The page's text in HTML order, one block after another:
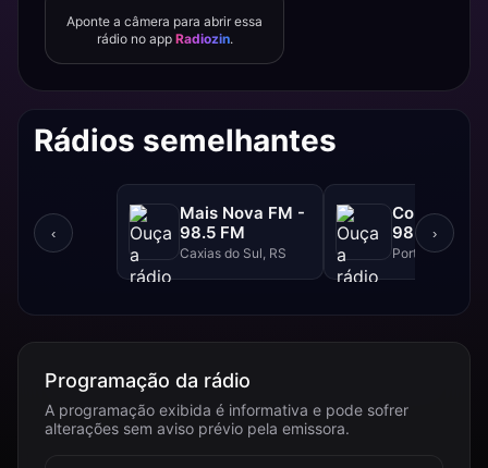
Aponte a câmera para abrir essa
rádio no app Radiozin.
Rádios semelhantes
‹
Mais Nova FM -
98.5 FM
Caxias do Sul, RS
98.3 FM
Porto Alegre,
›
Programação da rádio
A programação exibida é informativa e pode sofrer
alterações sem aviso prévio pela emissora.